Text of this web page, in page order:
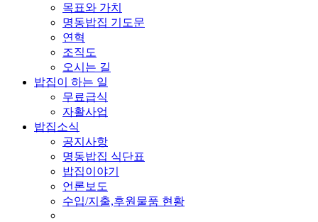
목표와 가치
명동밥집 기도문
연혁
조직도
오시는 길
밥집이 하는 일
무료급식
자활사업
밥집소식
공지사항
명동밥집 식단표
밥집이야기
언론보도
수입/지출,후원물품 현황